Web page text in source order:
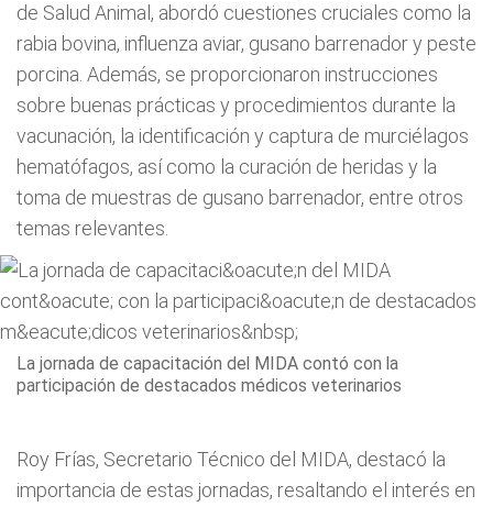
de Salud Animal, abordó cuestiones cruciales como la
rabia bovina, influenza aviar, gusano barrenador y peste
porcina. Además, se proporcionaron instrucciones
sobre buenas prácticas y procedimientos durante la
vacunación, la identificación y captura de murciélagos
hematófagos, así como la curación de heridas y la
toma de muestras de gusano barrenador, entre otros
temas relevantes.
La jornada de capacitación del MIDA contó con la
participación de destacados médicos veterinarios
Roy Frías, Secretario Técnico del MIDA, destacó la
importancia de estas jornadas, resaltando el interés en